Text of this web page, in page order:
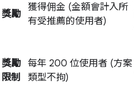
獎勵
獲得佣金 (金額會計入所
有受推薦的使用者)
獎勵
限制
每年 200 位使用者 (方案
類型不拘)